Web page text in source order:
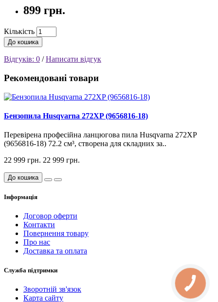
899 грн.
Кількість
До кошика
Відгуків: 0 /Написати відгук
Рекомендовані товари
Бензопила Husqvarna 272XP (9656816-18)
Перевірена професійна ланцюгова пила Husqvarna 272XP
(9656816-18) 72.2 см³, створена для складних за..
22 999 грн. 22 999 грн.
До кошика
Інформація
Договор оферти
Контакти
Повернення товару
Про нас
Доставка та оплата
Служба підтримки
Зворотній зв'язок
Карта сайту
КНОПКА
СВЯЗИ